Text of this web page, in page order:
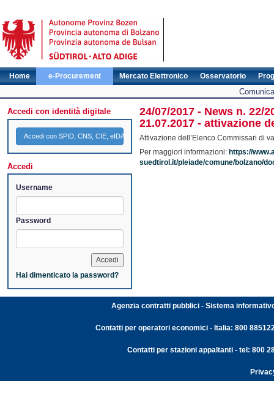
Home e-Procurement Mercato Elettronico Osservatorio
Accedi con identità digitale
Accedi con SPID, CNS, CIE, eIDAS
Accedi
Username
Password
Hai dimenticato la password?
24/07/2017 - News n. 22/
21.07.2017 - attivazione
Attivazione dell’Elenco Commissari di
Per maggiori informazioni: https://
suedtirol.it/pleiade/comune/bolzano/
Agenzia contratti pubblici - Sistema
Contatti per operatori economici - Italia: 800
Contatti per stazioni appaltanti - tel: 800